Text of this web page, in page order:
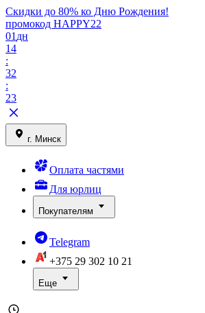
Скидки до 80% ко Дню Рождения!
промокод HAPPY22
01 дн
14
:
32
:
23
г. Минск
Оплата частями
Для юрлиц
Покупателям
Telegram
+375 29 302 10 21
Еще